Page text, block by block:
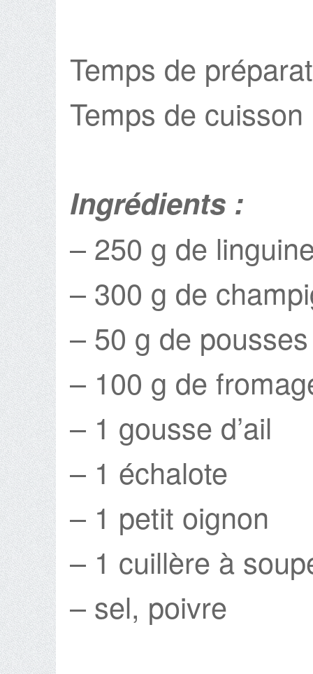
Temps de
Temps de
Ingrédients :
– 250 g de
– 300 g de
– 50 g de
– 100 g de
– 1 gousse d’ail
– 1 échalote
– 1 petit oignon
– 1 cuillère à
– sel, poivre